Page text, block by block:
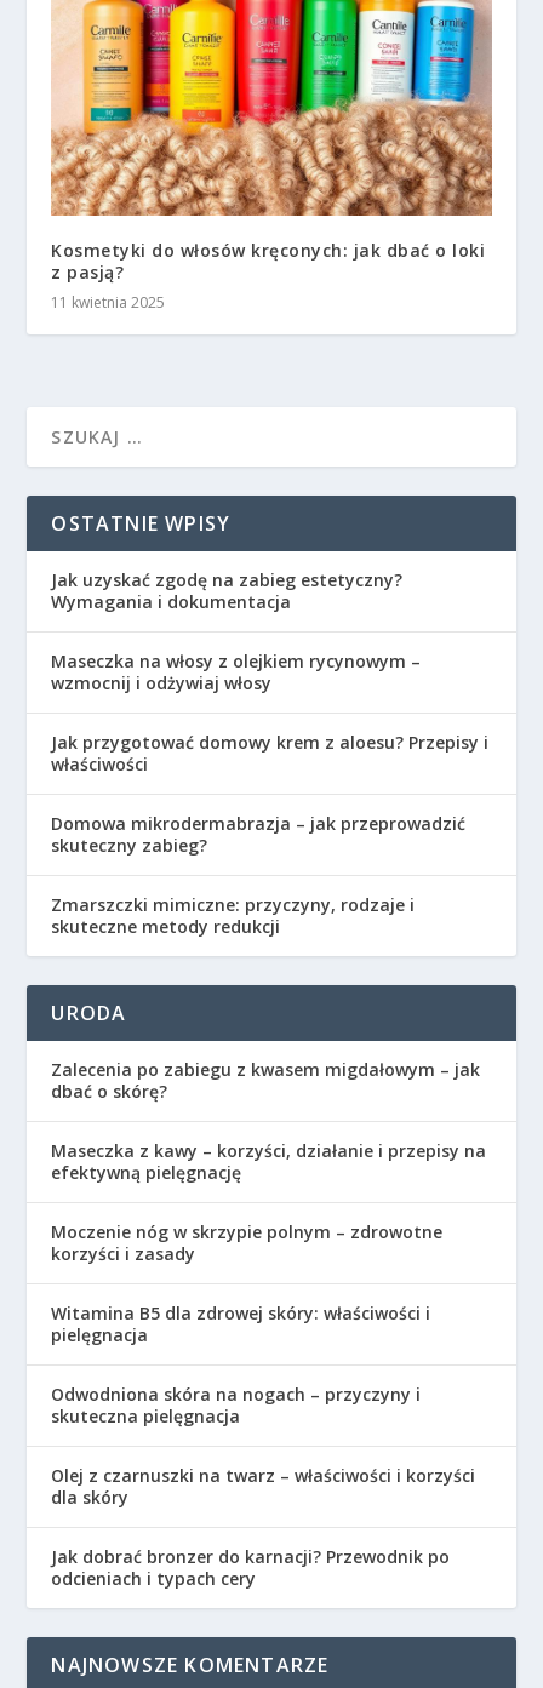
Kosmetyki do włosów kręconych: jak dbać o loki
z pasją?
11 kwietnia 2025
OSTATNIE WPISY
Jak uzyskać zgodę na zabieg estetyczny?
Wymagania i dokumentacja
Maseczka na włosy z olejkiem rycynowym –
wzmocnij i odżywiaj włosy
Jak przygotować domowy krem z aloesu? Przepisy i
właściwości
Domowa mikrodermabrazja – jak przeprowadzić
skuteczny zabieg?
Zmarszczki mimiczne: przyczyny, rodzaje i
skuteczne metody redukcji
URODA
Zalecenia po zabiegu z kwasem migdałowym – jak
dbać o skórę?
Maseczka z kawy – korzyści, działanie i przepisy na
efektywną pielęgnację
Moczenie nóg w skrzypie polnym – zdrowotne
korzyści i zasady
Witamina B5 dla zdrowej skóry: właściwości i
pielęgnacja
Odwodniona skóra na nogach – przyczyny i
skuteczna pielęgnacja
Olej z czarnuszki na twarz – właściwości i korzyści
dla skóry
Jak dobrać bronzer do karnacji? Przewodnik po
odcieniach i typach cery
NAJNOWSZE KOMENTARZE